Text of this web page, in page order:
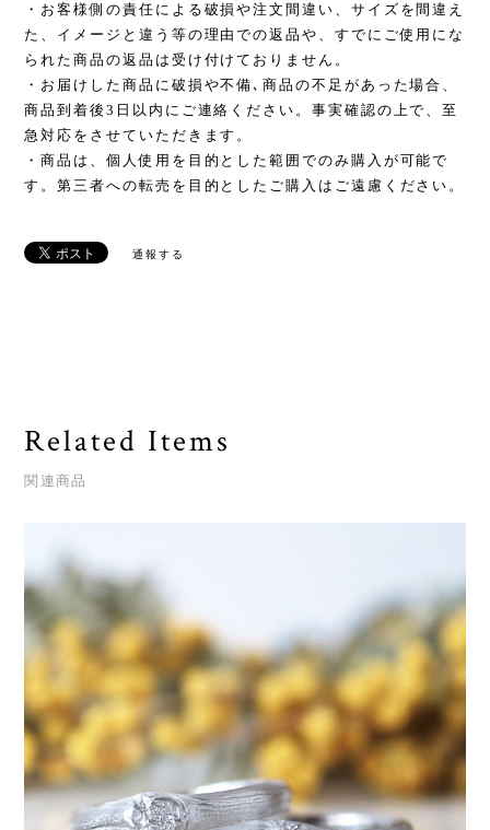
・お客様側の責任による破損や注文間違い、サイズを間違え
た、イメージと違う等の理由での返品や、すでにご使用にな
られた商品の返品は受け付けておりません。
・お届けした商品に破損や不備､商品の不足があった場合、
商品到着後3日以内にご連絡ください。事実確認の上で、至
急対応をさせていただきます。
・商品は、個人使用を目的とした範囲でのみ購入が可能で
す。第三者への転売を目的としたご購入はご遠慮ください。
通報する
Related Items
関連商品